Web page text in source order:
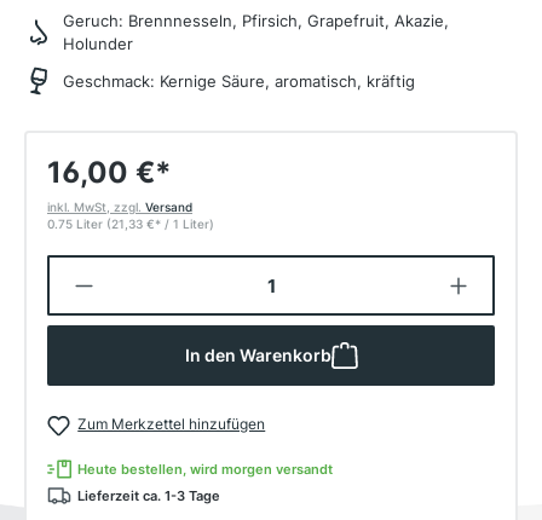
Geruch: Brennnesseln, Pfirsich, Grapefruit, Akazie,
Holunder
Geschmack: Kernige Säure, aromatisch, kräftig
16,00 €*
inkl. MwSt, zzgl. Versand
0.75 Liter (21,33 €* / 1 Liter)
Produkt Anzahl: Gib den
In den Warenkorb
Zum Merkzettel hinzufügen
Heute bestellen, wird morgen versandt
Lieferzeit ca. 1-3 Tage